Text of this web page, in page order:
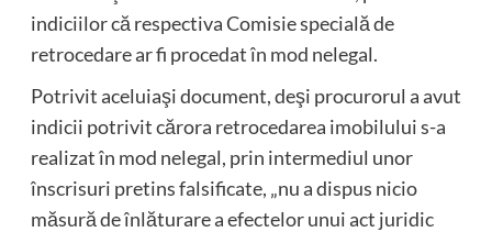
indiciilor că respectiva Comisie specială de
retrocedare ar fi procedat în mod nelegal.
Potrivit aceluiaşi document, deşi procurorul a avut
indicii potrivit cărora retrocedarea imobilului s-a
realizat în mod nelegal, prin intermediul unor
înscrisuri pretins falsificate, „nu a dispus nicio
măsură de înlăturare a efectelor unui act juridic